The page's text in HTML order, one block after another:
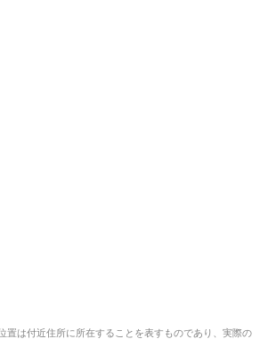
置は付近住所に所在することを表すものであり、実際の